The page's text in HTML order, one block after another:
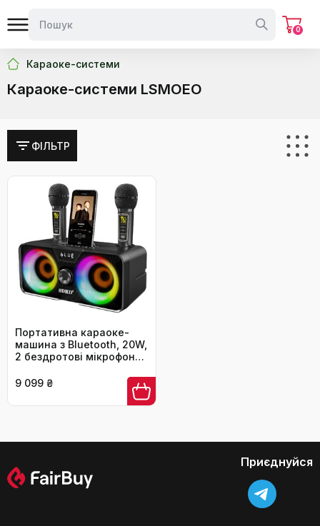
0
Караоке-системи
Караоке-системи LSMOEO
ФІЛЬТР
Портативна караоке-
машина з Bluetooth, 20W,
2 бездротові мікрофони,
вечірок, церкви, пікніка,
на відкритому повітрі,
чорний
9 099 ₴
Приєднуйся